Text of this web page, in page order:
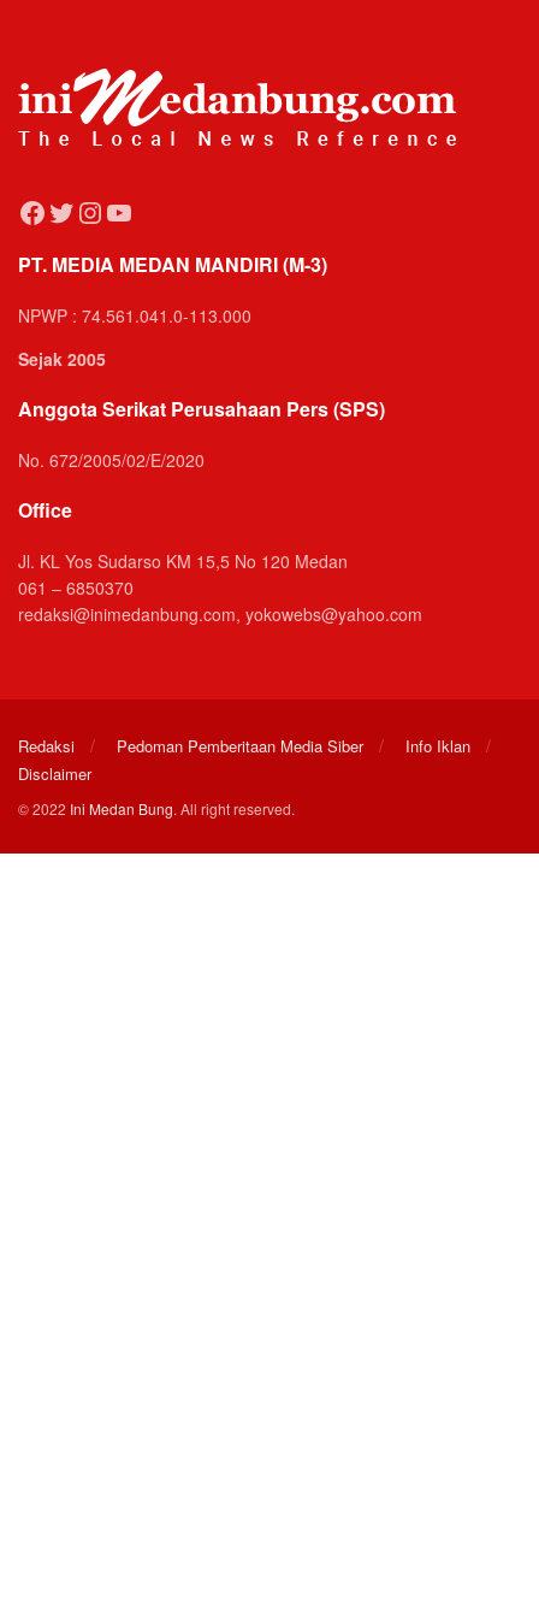
Facebook
Twitter
Instagram
YouTube
PT. MEDIA MEDAN MANDIRI (M-3)
NPWP : 74.561.041.0-113.000
Sejak 2005
Anggota Serikat Perusahaan Pers (SPS)
No. 672/2005/02/E/2020
Office
Jl. KL Yos Sudarso KM 15,5 No 120 Medan
061 – 6850370
redaksi@inimedanbung.com, yokowebs@yahoo.com
Redaksi Pedoman Pemberitaan Media Siber
Info Iklan
Disclaimer
© 2022 Ini Medan Bung. All right reserved.